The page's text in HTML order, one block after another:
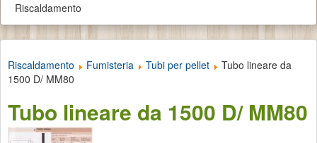
Riscaldamento
Riscaldamento Fumisteria Tubi per pellet
Tubo lineare da
1500 D/ MM80
Tubo lineare da 1500 D/ MM80